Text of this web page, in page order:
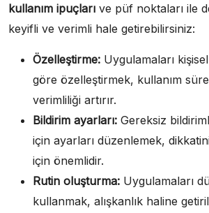
kullanım ipuçları ve püf noktaları ile
keyifli ve verimli hale getirebilirsiniz:
Özelleştirme: Uygulamaları
göre özelleştirmek, kullanım
verimliliği artırır.
Bildirim ayarları: Gereksiz
için ayarları düzenlemek,
için önemlidir.
Rutin oluşturma: Uygulamaları
kullanmak, alışkanlık haline